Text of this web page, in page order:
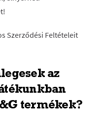
Szerződési Feltételeit
az
termékek?